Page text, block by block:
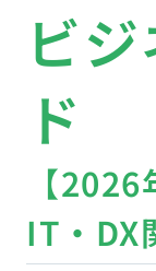
ビ
ド
【
IT・DX